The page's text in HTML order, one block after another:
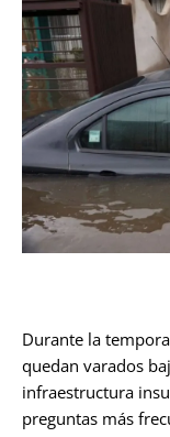
Durante la
quedan varados
infraestructura
preguntas más